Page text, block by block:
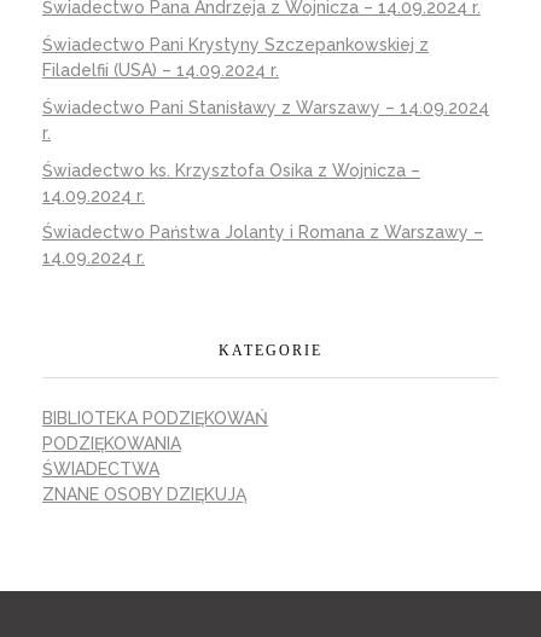
Świadectwo Pana Andrzeja z Wojnicza – 14.09.2024 r.
Świadectwo Pani Krystyny Szczepankowskiej z
Filadelfii (USA) – 14.09.2024 r.
Świadectwo Pani Stanisławy z Warszawy – 14.09.2024
r.
Świadectwo ks. Krzysztofa Osika z Wojnicza –
14.09.2024 r.
Świadectwo Państwa Jolanty i Romana z Warszawy –
14.09.2024 r.
KATEGORIE
BIBLIOTEKA PODZIĘKOWAŃ
PODZIĘKOWANIA
ŚWIADECTWA
ZNANE OSOBY DZIĘKUJĄ